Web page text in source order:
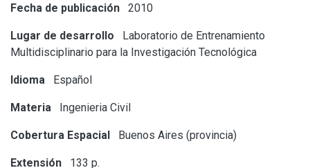
Fecha de publicación 2010
Lugar de desarrollo
Laboratorio de Entrenamiento
Multidisciplinario para la Investigación Tecnológica
Idioma Español
Materia Ingenieria Civil
Cobertura Espacial Buenos Aires (provincia)
Extensión 133 p.